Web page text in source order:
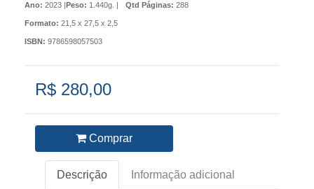
Ano: 2023 | Peso: 1.440g. | Qtd Páginas: 288
Formato: 21,5 x 27,5 x 2,5
ISBN: 9786598057503
R$ 280,00
Comprar
Descrição Informação adicional